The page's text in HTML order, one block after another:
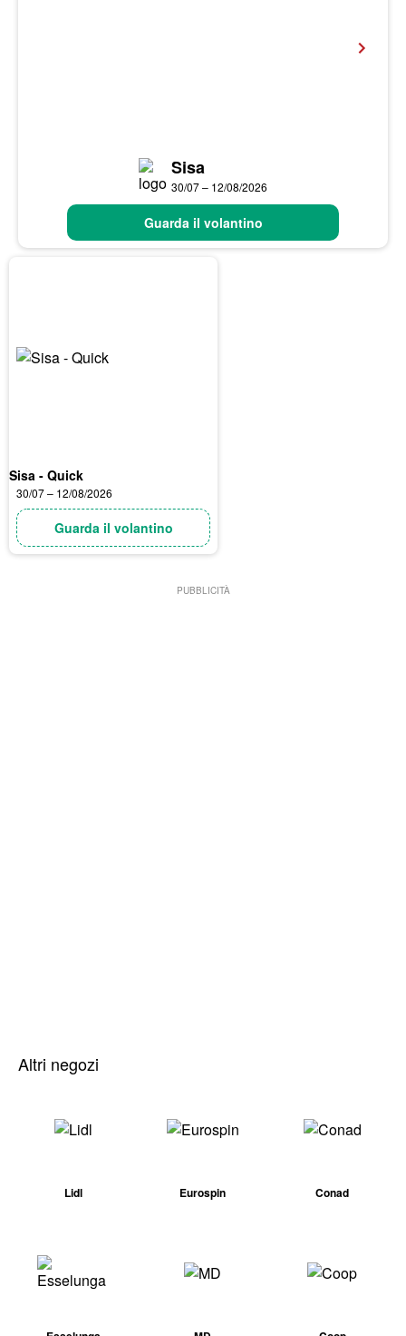
Sisa
30/07 – 12/08/2026
Guarda il volantino
Sisa - Quick
30/07 – 12/08/2026
Guarda il volantino
PUBBLICITÀ
Altri negozi
Lidl Eurospin Conad